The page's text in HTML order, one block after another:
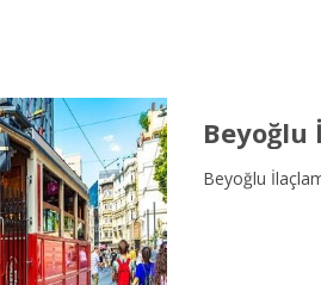
Beyoğlu
Beyoğlu